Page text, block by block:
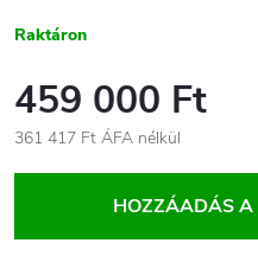
Raktáron
459 000 Ft
361 417 Ft ÁFA nélkül
HOZZÁADÁS A